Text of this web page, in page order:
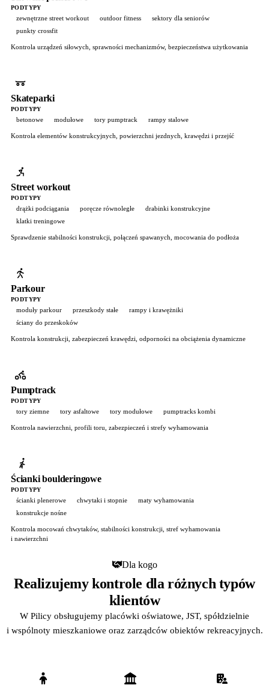
PODTYPY
zewnętrzne street workout outdoor fitness
sektory dla seniorów
punkty crossfit
Kontrola urządzeń siłowych, sprawności mechanizmów, bezpieczeństwa użytkowania
Skateparki
PODTYPY
betonowe modułowe tory pumptrack rampy stalowe
Kontrola elementów konstrukcyjnych, powierzchni jezdnych, krawędzi i przejść
Street workout
PODTYPY
drążki podciągania poręcze równoległe
drabinki konstrukcyjne
klatki treningowe
Sprawdzenie stabilności konstrukcji, połączeń spawanych, mocowania do podłoża
Parkour
PODTYPY
moduły parkour przeszkody stałe
rampy i krawężniki
ściany do przeskoków
Kontrola konstrukcji, zabezpieczeń krawędzi, odporności na obciążenia dynamiczne
Pumptrack
PODTYPY
tory ziemne tory asfaltowe tory modułowe pumptracks kombi
Kontrola nawierzchni, profili toru, zabezpieczeń i strefy wyhamowania
Ścianki boulderingowe
PODTYPY
ścianki plenerowe chwytaki i stopnie
maty wyhamowania
konstrukcje nośne
Kontrola mocowań chwytaków, stabilności konstrukcji, stref wyhamowania
i nawierzchni
Dla kogo
Realizujemy kontrole dla różnych typów
klientów
W Pilicy obsługujemy placówki oświatowe, JST, spółdzielnie
i wspólnoty mieszkaniowe oraz zarządców obiektów rekreacyjnych.